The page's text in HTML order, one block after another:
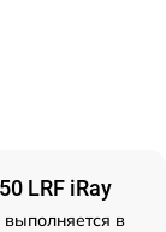
LRF iRay
выполняется в